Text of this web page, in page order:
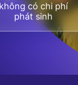
không có chi phí
phát sinh